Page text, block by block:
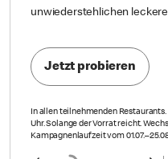
unwiederstehlichen
Jetzt probieren
In allen teilnehmenden
Uhr. Solange der Vorrat reicht.
Kampagnenlaufzeit vom